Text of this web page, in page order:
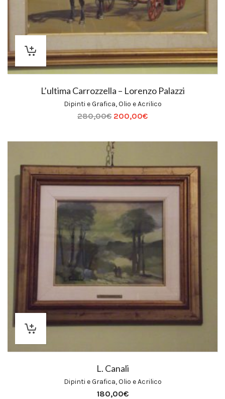
L’ultima Carrozzella – Lorenzo Palazzi
Dipinti e Grafica,Olio e Acrilico
280,00€ 200,00€
L. Canali
Dipinti e Grafica,Olio e Acrilico
180,00€